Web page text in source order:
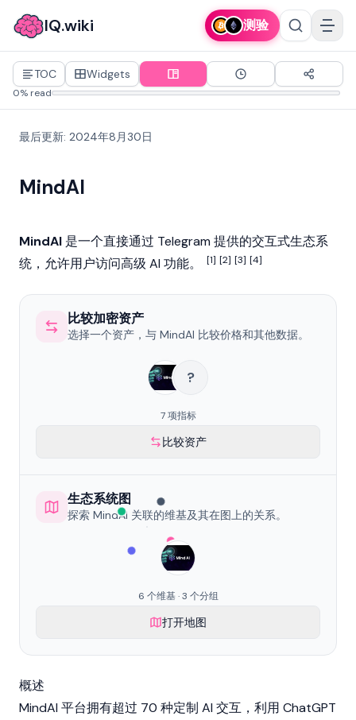
IQ.wiki 测验
TOC Widgets
0% read
最后更新: 2024年8月30日
MindAI
MindAI 是一个直接通过 Telegram 提供的交互式生态系
统，允许用户访问高级 AI 功能。
[1] [2] [3] [4]
比较加密资产
选择一个资产，与 MindAI 比较价格和其他数据。
?
7 项指标
比较资产
生态系统图
探索 MindAI 关联的维基及其在图上的关系。
6 个维基 · 3 个分组
打开地图
概述
MindAI 平台拥有超过 70 种定制 AI 交互，利用 ChatGPT